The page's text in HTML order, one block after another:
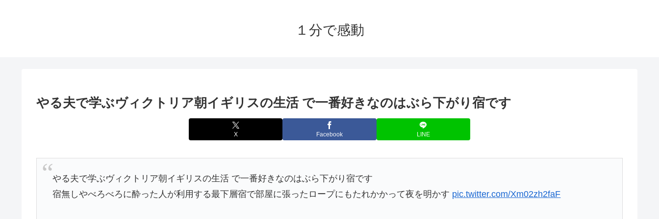
１分で感動
やる夫で学ぶヴィクトリア朝イギリスの生活 で一番好きなのはぶら下がり宿です
X Facebook LINE
やる夫で学ぶヴィクトリア朝イギリスの生活 で一番好きなのはぶら下がり宿です
宿無しやべろべろに酔った人が利用する最下層宿で部屋に張ったロープにもたれかかって夜を明かす pic.twitter.com/Xm02zh2faF